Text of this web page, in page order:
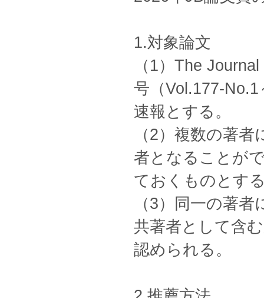
1.対象論文
（1）The
号（Vol.177-
速報とする。
（2）複数の著
者となることが
ておくものとす
（3）同一の著
共著者として含
認められる。